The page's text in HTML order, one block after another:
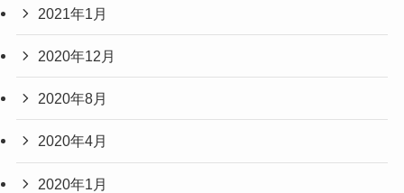
2021年1月
2020年12月
2020年8月
2020年4月
2020年1月